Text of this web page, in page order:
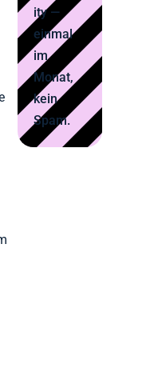
ity —
einmal
im
Monat,
kein
Spam.